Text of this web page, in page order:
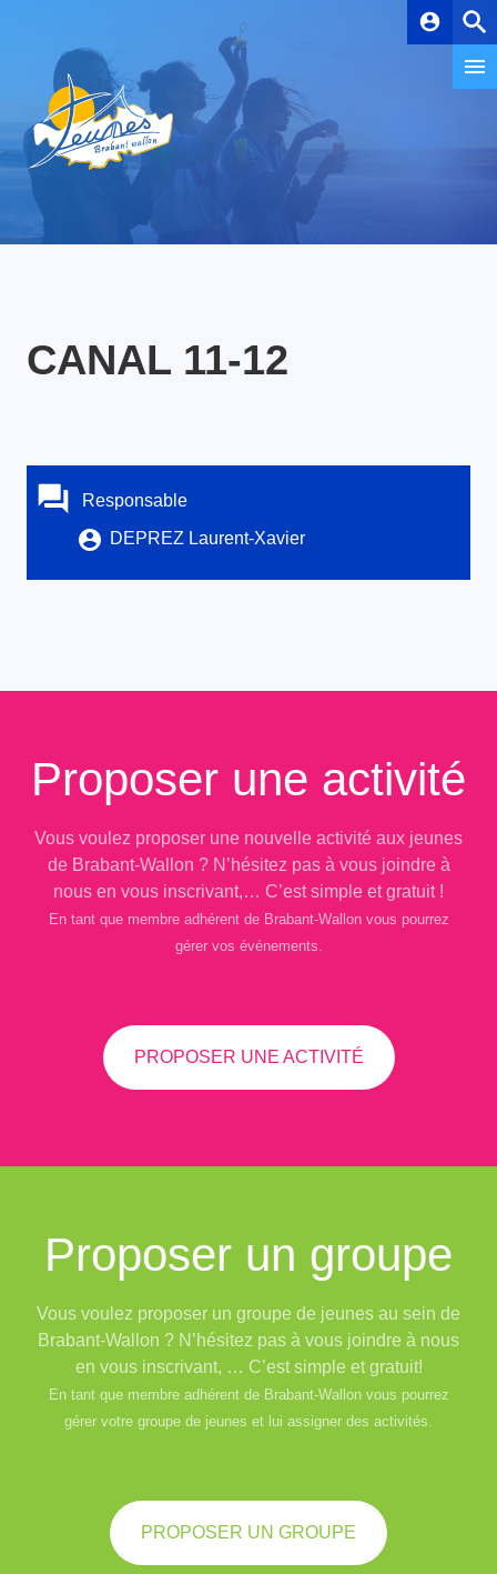
account_circle
CANAL 11-12
Responsable
DEPREZ Laurent-Xavier
Proposer une activité
Vous voulez proposer une nouvelle activité aux jeunes
de Brabant-Wallon ? N’hésitez pas à vous joindre à
nous en vous inscrivant,… C’est simple et gratuit !
En tant que membre adhérent de Brabant-Wallon vous pourrez
gérer vos événements.
PROPOSER UNE ACTIVITÉ
Proposer un groupe
Vous voulez proposer un groupe de jeunes au sein de
Brabant-Wallon ? N’hésitez pas à vous joindre à nous
en vous inscrivant, … C’est simple et gratuit!
En tant que membre adhérent de Brabant-Wallon vous pourrez
gérer votre groupe de jeunes et lui assigner des activités.
PROPOSER UN GROUPE